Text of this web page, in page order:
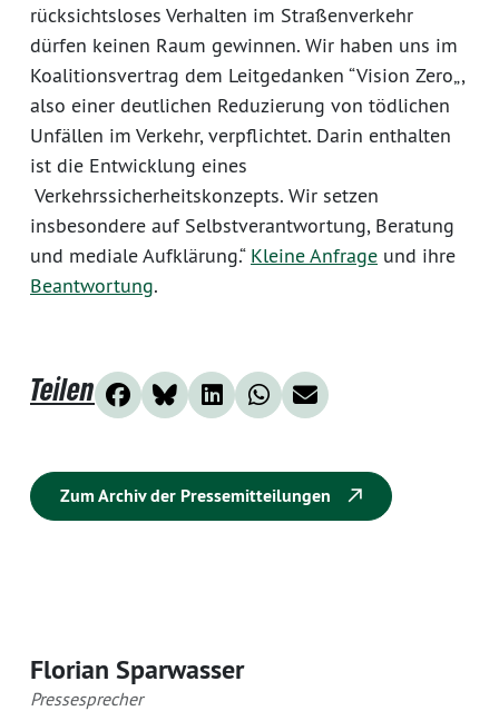
rücksichtsloses Verhalten im Straßenverkehr
dürfen keinen Raum gewinnen. Wir haben uns im
Koalitionsvertrag dem Leitgedanken “Vision Zero„,
also einer deutlichen Reduzierung von tödlichen
Unfällen im Verkehr, verpflichtet. Darin enthalten
ist die Entwicklung eines
Verkehrssicherheitskonzepts. Wir setzen
insbesondere auf Selbstverantwortung, Beratung
und mediale Aufklärung.“ Kleine Anfrage und ihre
Beantwortung.
Teilen
Zum Archiv der Pressemitteilungen
Florian Sparwasser
Pressesprecher